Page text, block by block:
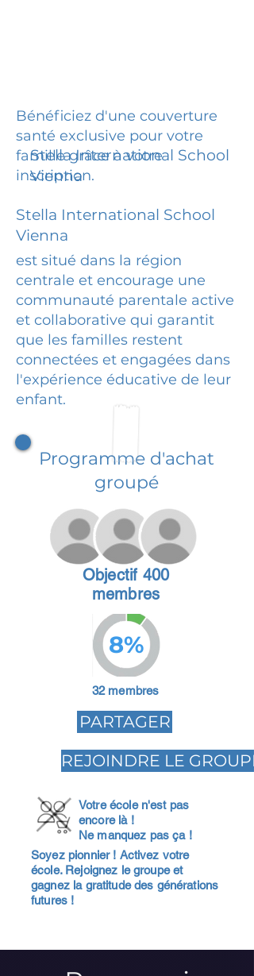
Bénéficiez d'une couverture
santé exclusive pour votre
famille grâce à votre
inscription.
Stella International School
Vienna
Stella International School
Vienna
est situé dans la région
centrale et encourage une
communauté parentale active
et collaborative qui garantit
que les familles restent
connectées et engagées dans
l'expérience éducative de leur
enfant.
Programme d'achat
groupé
Objectif 400
membres
8%
32 membres
PARTAGER
REJOINDRE LE GROUPE
Votre école n'est pas
encore là !
Ne manquez pas ça !
Soyez pionnier ! Activez votre
école. Rejoignez le groupe et
gagnez la gratitude des générations
futures !